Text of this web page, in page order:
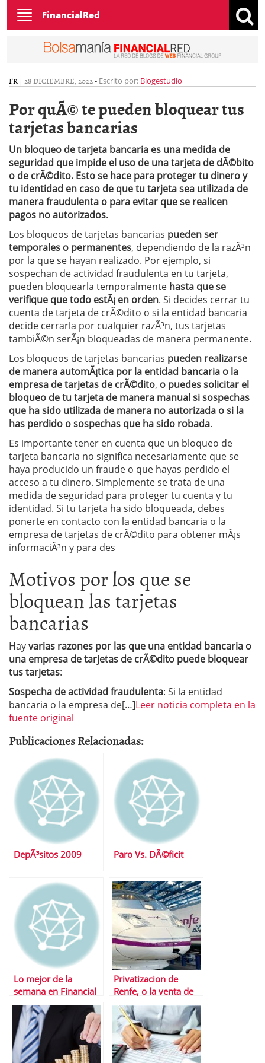
Toggle
navigation
FinancialRed
FR | 28 DICIEMBRE, 2022- Escrito por: Blogestudio
Por quÃ© te pueden bloquear tus
tarjetas bancarias
Un bloqueo de tarjeta bancaria es una medida de
seguridad que impide el uso de una tarjeta de dÃ©bito
o de crÃ©dito. Esto se hace para proteger tu dinero y
tu identidad en caso de que tu tarjeta sea utilizada de
manera fraudulenta o para evitar que se realicen
pagos no autorizados.
Los bloqueos de tarjetas bancarias pueden ser
temporales o permanentes, dependiendo de la razÃ³n
por la que se hayan realizado. Por ejemplo, si
sospechan de actividad fraudulenta en tu tarjeta,
pueden bloquearla temporalmente hasta que se
verifique que todo estÃ¡ en orden. Si decides cerrar tu
cuenta de tarjeta de crÃ©dito o si la entidad bancaria
decide cerrarla por cualquier razÃ³n, tus tarjetas
tambiÃ©n serÃ¡n bloqueadas de manera permanente.
Los bloqueos de tarjetas bancarias pueden realizarse
de manera automÃ¡tica por la entidad bancaria o la
empresa de tarjetas de crÃ©dito, o puedes solicitar el
bloqueo de tu tarjeta de manera manual si sospechas
que ha sido utilizada de manera no autorizada o si la
has perdido o sospechas que ha sido robada.
Es importante tener en cuenta que un bloqueo de
tarjeta bancaria no significa necesariamente que se
haya producido un fraude o que hayas perdido el
acceso a tu dinero. Simplemente se trata de una
medida de seguridad para proteger tu cuenta y tu
identidad. Si tu tarjeta ha sido bloqueada, debes
ponerte en contacto con la entidad bancaria o la
empresa de tarjetas de crÃ©dito para obtener mÃ¡s
informaciÃ³n y para des
Motivos por los que se
bloquean las tarjetas
bancarias
Hayvarias razones por las que una entidad bancaria o
una empresa de tarjetas de crÃ©dito puede bloquear
tus tarjetas:
Sospecha de actividad fraudulenta: Si la entidad
bancaria o la empresa de[…]Leer noticia completa en la
fuente original
Publicaciones Relacionadas:
DepÃ³sitos 2009 Paro Vs. DÃ©ficit
Lo mejor de la
semana en Financial
Red
Privatizacion de
Renfe, o la venta de
las joyas de la abuela